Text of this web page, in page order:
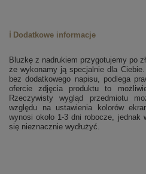
ℹ️ Dodatkowe informacje
Bluzkę z nadrukiem przygotujemy po
że wykonamy ją specjalnie dla Ciebie.
bez dodatkowego napisu, podlega
ofercie zdjęcia produktu to
Rzeczywisty wygląd przedmiotu
względu na ustawienia kolorów
wynosi około 1-3 dni robocze,
się nieznacznie wydłużyć.